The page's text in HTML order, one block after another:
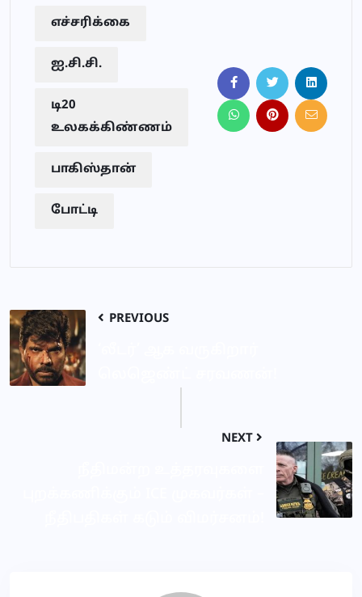
எச்சரிக்கை
ஐ.சி.சி.
டி20
உலகக்கிண்ணம்
பாகிஸ்தான்
போட்டி
PREVIOUS
NEXT